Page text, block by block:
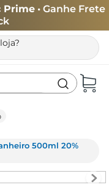
Prime • Ganhe Frete
500ml 20%